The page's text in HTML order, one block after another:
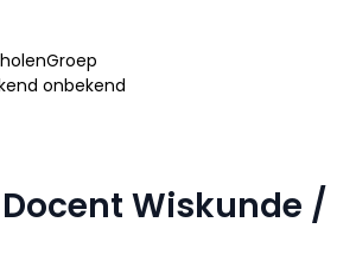
onbekend
Wiskunde /